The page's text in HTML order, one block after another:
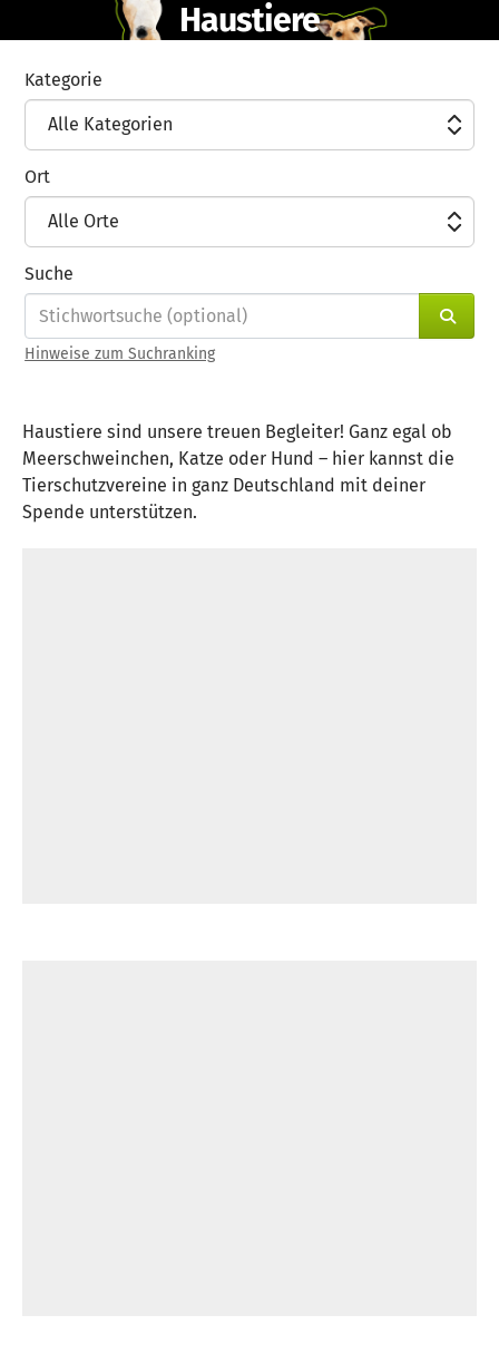
Zum Hauptinhalt springen
Erklärung zur Barrierefreiheit anzeigen
Haustiere
Kategorie
Alle Kategorien
Ort
Alle Orte
Suche
Hinweise zum Suchranking
Haustiere sind unsere treuen Begleiter! Ganz egal ob
Meerschweinchen, Katze oder Hund – hier kannst die
Tierschutzvereine in ganz Deutschland mit deiner
Spende unterstützen.